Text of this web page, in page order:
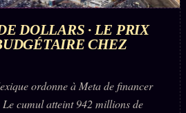
DOLLARS · LE PRIX
CHEZ
ordonne à Meta de financer
cumul atteint 942 millions de